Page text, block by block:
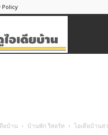
Policy
ยบ้าน บ้านพัก รีสอร์ท ไอเดียบ้านส